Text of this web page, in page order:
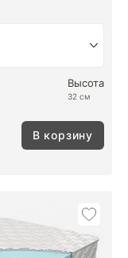
Высота
32 см
В корзину